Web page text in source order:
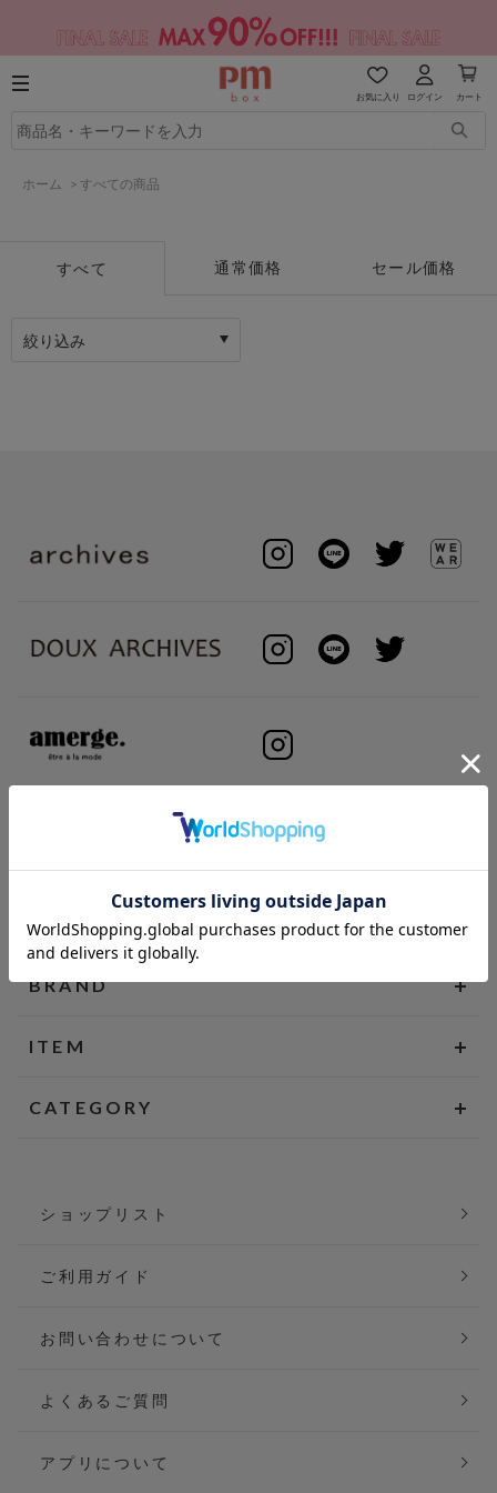
お気に入り ログイン カート
ホーム > すべての商品
すべて 通常価格 セール価格
絞り込み
BRAND
ITEM
CATEGORY
ショップリスト
ご利用ガイド
お問い合わせについて
よくあるご質問
アプリについて